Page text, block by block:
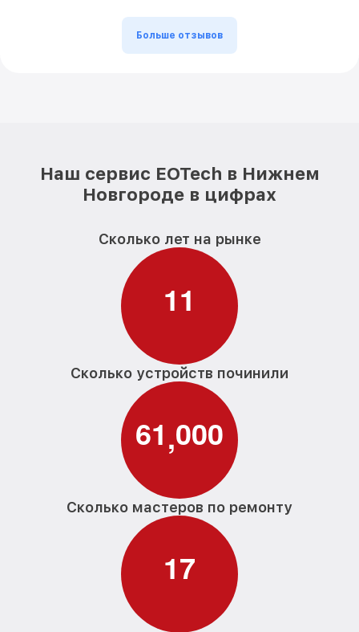
Больше отзывов
Наш сервис EOTech в Нижнем
Новгороде в цифрах
Сколько лет на рынке
11
Сколько устройств починили
61,000
Сколько мастеров по ремонту
17